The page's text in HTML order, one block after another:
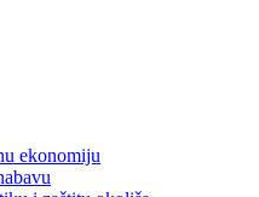
ekonomiju